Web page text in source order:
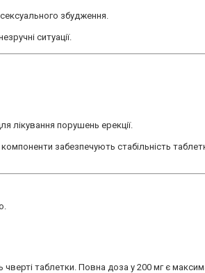
збудження.
ситуації.
лікування порушень ерекції.
забезпечують стабільність
чверті таблетки. Повна доза у 200 мг є